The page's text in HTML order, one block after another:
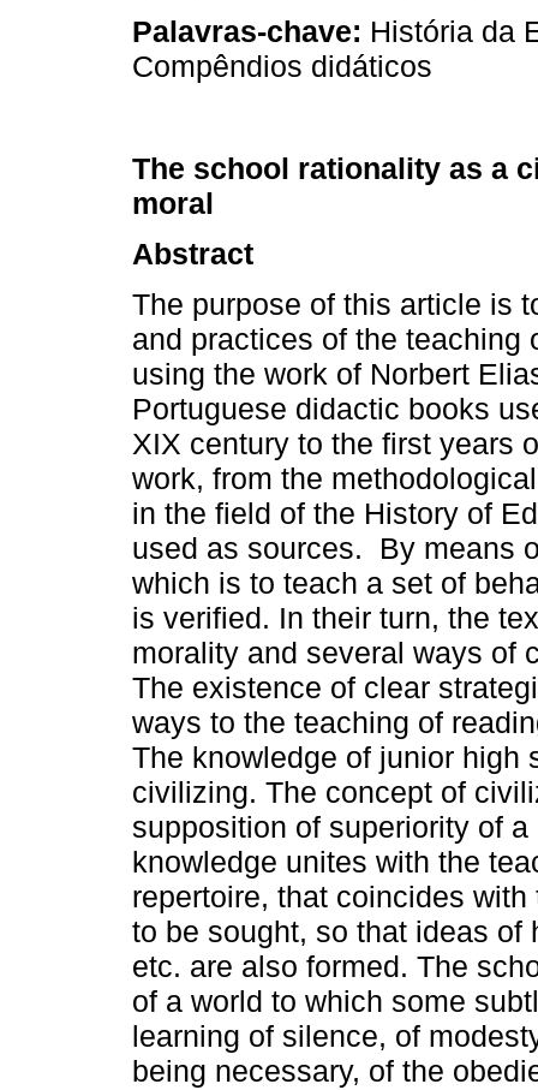
Palavras-chave: História da
Compêndios didáticos
The school rationality as a
moral
Abstract
The purpose of this article is
and practices of the
using the work of Norbert
Portuguese didactic books
XIX century to the first years
work, from the
in the field of the History of
used as sources. By means
which is to teach a set of
is verified. In their turn, the
morality and several ways of
The existence of clear
ways to the teaching of
The knowledge of junior high
civilizing. The concept of
supposition of superiority of
knowledge unites with the
repertoire, that coincides
to be sought, so that ideas
etc. are also formed. The
of a world to which some
learning of silence, of
being necessary, of the